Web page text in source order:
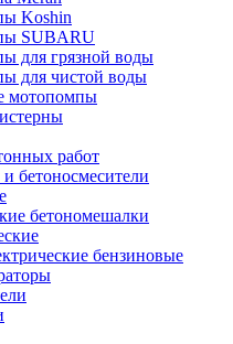
Koshin
SUBARU
для грязной воды
для чистой воды
мотопомпы
работ
бетоносмесители
бетономешалки
бензиновые